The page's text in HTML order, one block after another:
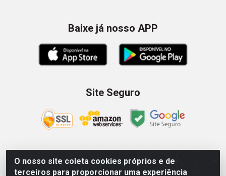
O nosso site coleta cookies próprios e de
terceiros para proporcionar uma experiência
Baixe já nosso APP
Site Seguro
Zein Importação e Comércio LTDA - Av. Senador Queiróz, 274